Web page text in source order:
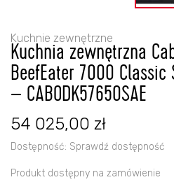
Kuchnie zewnętrzne
Kuchnia zewnętrzna
BeefEater 7000
– CABODK57650SAE
54 025,00 zł
Dostępność: Sprawdź dostępność
Produkt dostępny na zamówienie